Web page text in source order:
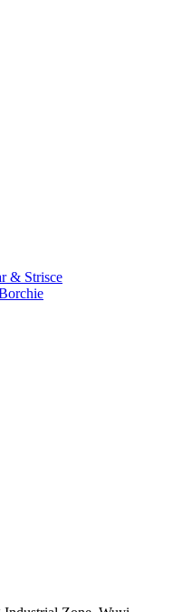
& Strisce